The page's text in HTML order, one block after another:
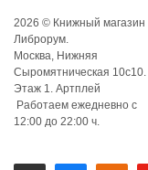
2026 © Книжный магазин
Либрорум.
Москва, Нижняя
Сыромятническая 10с10.
Этаж 1. Артплей
Работаем ежедневно с
12:00 до 22:00 ч.